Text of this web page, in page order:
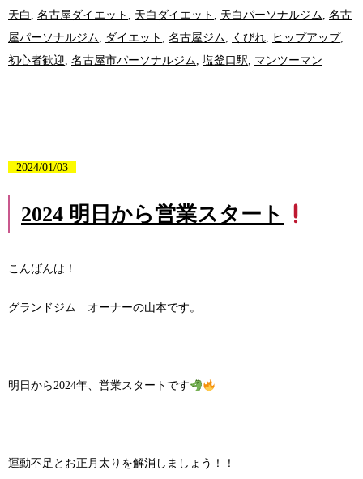
天白 , 名古屋ダイエット , 天白ダイエット , 天白パーソナルジム, 名古
屋パーソナルジム, ダイエット , 名古屋ジム, くびれ, ヒップアップ,
初心者歓迎, 名古屋市パーソナルジム, 塩釜口駅, マンツーマン
2024/01/03
2024 明日から営業スタート
こんばんは！
グランドジム オーナーの山本です。
明日から2024年、営業スタートです
運動不足とお正月太りを解消しましょう！！